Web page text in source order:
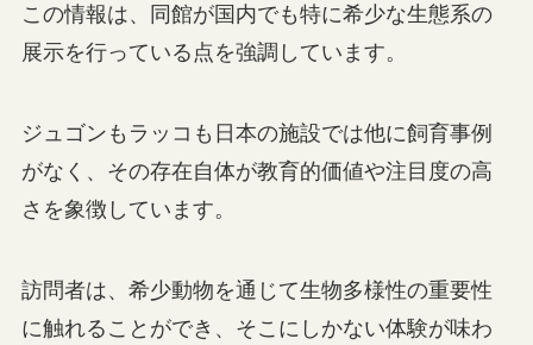
この情報は、同館が国内でも特に希少な生態系の
展示を行っている点を強調しています。
ジュゴンもラッコも日本の施設では他に飼育事例
がなく、その存在自体が教育的価値や注目度の高
さを象徴しています。
訪問者は、希少動物を通じて生物多様性の重要性
に触れることができ、そこにしかない体験が味わ